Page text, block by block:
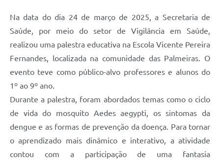
Contato
Na data do dia 24 de março de 2025, a Secretaria de
Saúde, por meio do setor de Vigilância em Saúde,
realizou uma palestra educativa na Escola Vicente Pereira
Fernandes, localizada na comunidade das Palmeiras. O
evento teve como público-alvo professores e alunos do
1º ao 9º ano.
Durante a palestra, foram abordados temas como o ciclo
de vida do mosquito Aedes aegypti, os sintomas da
dengue e as formas de prevenção da doença. Para tornar
o aprendizado mais dinâmico e interativo, a atividade
contou com a participação de uma fantasia